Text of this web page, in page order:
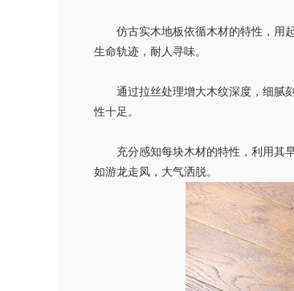
仿古实木地板依循木材的特性，用
生命轨迹，耐人寻味。
通过拉丝处理增大木纹深度，细腻刻
性十足。
充分感知每块木材的特性，利用其早
如游龙走凤，大气洒脱。